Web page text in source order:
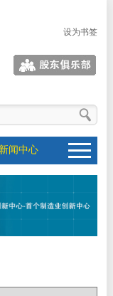
设为书签
股东俱乐部
新闻中心